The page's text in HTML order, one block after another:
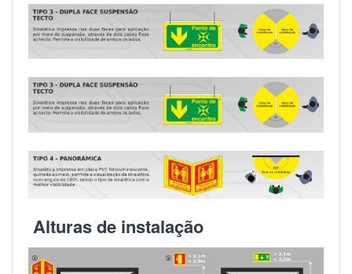
Alturas de instalação